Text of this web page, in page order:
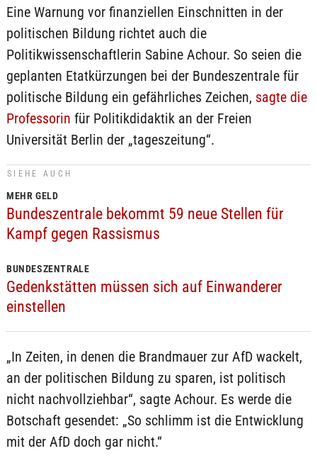
Eine Warnung vor finanziellen Einschnitten in der
politischen Bildung richtet auch die
Politikwissenschaftlerin Sabine Achour. So seien die
geplanten Etatkürzungen bei der Bundeszentrale für
politische Bildung ein gefährliches Zeichen, sagte die
Professorin für Politikdidaktik an der Freien
Universität Berlin der „tageszeitung“.
SIEHE AUCH
MEHR GELD
Bundeszentrale bekommt 59 neue Stellen für
Kampf gegen Rassismus
BUNDESZENTRALE
Gedenkstätten müssen sich auf Einwanderer
einstellen
„In Zeiten, in denen die Brandmauer zur AfD wackelt,
an der politischen Bildung zu sparen, ist politisch
nicht nachvollziehbar“, sagte Achour. Es werde die
Botschaft gesendet: „So schlimm ist die Entwicklung
mit der AfD doch gar nicht.“